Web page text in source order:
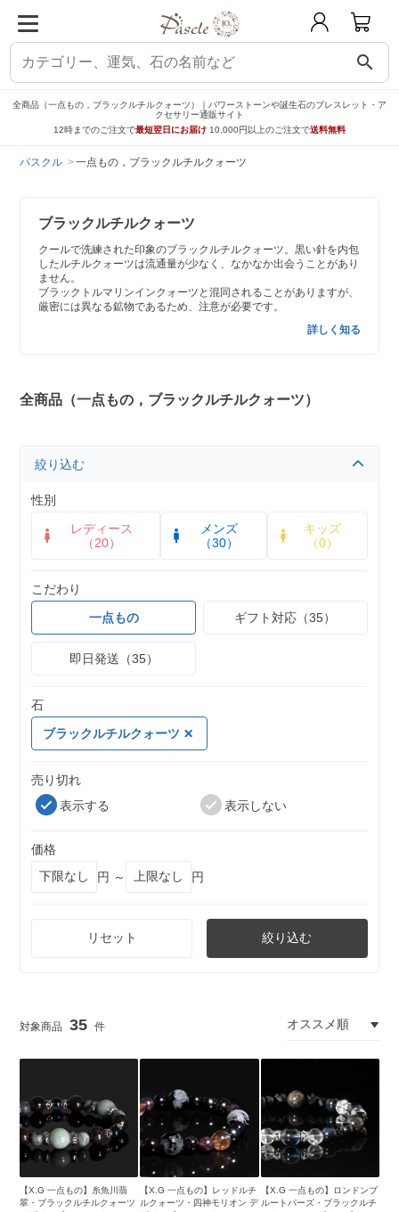
search
全商品（一点もの，ブラックルチルクォーツ）｜パワーストーンや誕生石のブレスレット・ア
クセサリー通販サイト
12時までのご注文で最短翌日にお届け 10,000円以上のご注文で送料無料
パスクル 一点もの，ブラックルチルクォーツ
ブラックルチルクォーツ
クールで洗練された印象のブラックルチルクォーツ。黒い針を内包
したルチルクォーツは流通量が少なく、なかなか出会うことがあり
ません。
ブラックトルマリンインクォーツと混同されることがありますが、
厳密には異なる鉱物であるため、注意が必要です。
詳しく知る
全商品（一点もの，ブラックルチルクォーツ）
絞り込む
性別
レディース
（20）
メンズ
（30）
キッズ
（0）
こだわり
一点もの
ギフト対応（35）
即日発送（35）
石
ブラックルチルクォーツ
売り切れ
表示する
表示しない
価格
円 ～
円
リセット 絞り込む
35
【X.G 一点もの】糸魚川翡
翠・ブラックルチルクォーツ
【X.G 一点もの】レッドルチ
ルクォーツ・四神モリオン デ
【X.G 一点もの】ロンドンブ
ルートパーズ・ブラックルチ